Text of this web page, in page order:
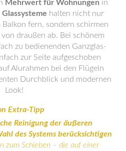
Mehrwert für Wohnungen in
halten nicht nur
Balkon fern, sondern schirmen
draußen ab. Bei schönem
zu bedienenden Ganzglas-
zur Seite aufgeschoben
Alurahmen bei den Flügeln
Durchblick und modernen
Look!
Reinigung der äußeren
des Systems berücksichtigen
zum Schieben – die auf einer